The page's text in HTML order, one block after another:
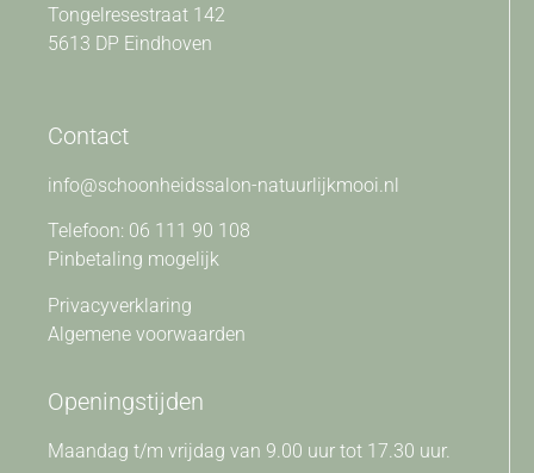
Tongelresestraat 142
5613 DP Eindhoven
Contact
info@schoonheidssalon-natuurlijkmooi.nl
Telefoon: 06 111 90 108
Pinbetaling mogelijk
Privacyverklaring
Algemene voorwaarden
Openingstijden
Maandag t/m vrijdag van 9.00 uur tot 17.30 uur.